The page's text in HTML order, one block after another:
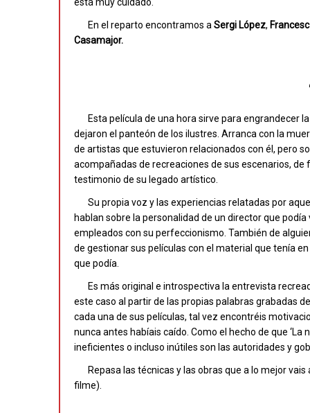
está muy cuidado.
En el reparto encontramos aSergi López, Francesc
Casamajor.
Esta película de una hora sirve para engrandecer
dejaron el panteón de los ilustres. Arranca con la
de artistas que estuvieron relacionados con él, pero
acompañadas de recreaciones de sus escenarios,
testimonio de su legado artístico.
Su propia voz y las experiencias relatadas por
hablan sobre la personalidad de un director que
empleados con su perfeccionismo. También de
de gestionar sus películas con el material que tenía
que podía.
Es más original e introspectiva la entrevista
este caso al partir de las propias palabras grabadas
cada una de sus películas, tal vez encontréis
nunca antes habíais caído. Como el hecho de que
ineficientes o incluso inútiles son las autoridades y
Repasa las técnicas y las obras que a lo mejor
filme).